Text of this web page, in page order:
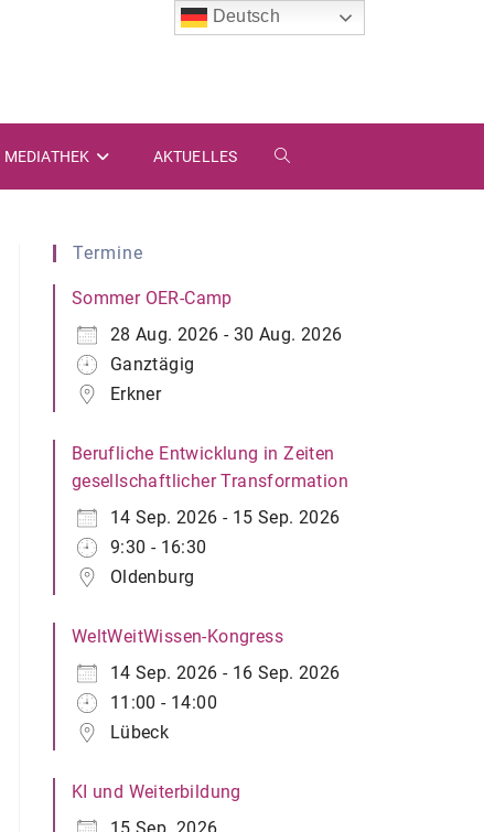
MEDIATHEK AKTUELLES
Termine
Sommer OER-Camp
28 Aug. 2026 - 30 Aug. 2026
Ganztägig
Erkner
Berufliche Entwicklung in Zeiten
gesellschaftlicher Transformation
14 Sep. 2026 - 15 Sep. 2026
9:30 - 16:30
Oldenburg
WeltWeitWissen-Kongress
14 Sep. 2026 - 16 Sep. 2026
11:00 - 14:00
Lübeck
KI und Weiterbildung
Deutsch